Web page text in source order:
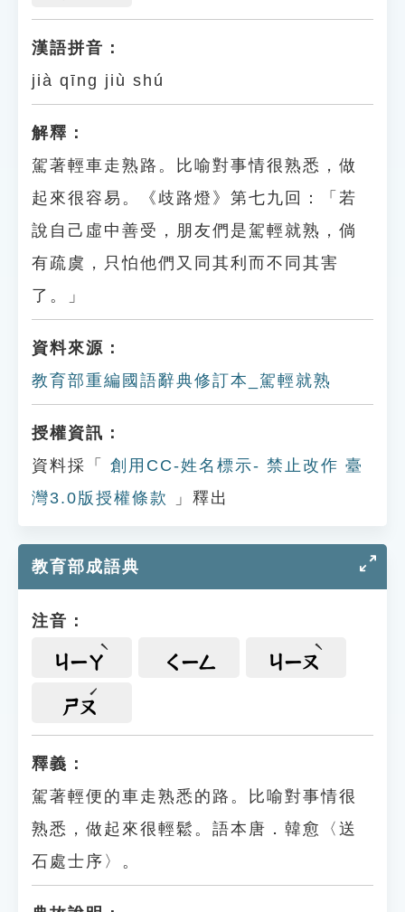
漢語拼音：
jià qīng jiù shú
解釋：
駕著輕車走熟路。比喻對事情很熟悉，做
起來很容易。《歧路燈》第七九回：「若
說自己虛中善受，朋友們是駕輕就熟，倘
有疏虞，只怕他們又同其利而不同其害
了。」
資料來源：
教育部重編國語辭典修訂本_駕輕就熟
授權資訊：
資料採「
創用CC-姓名標示- 禁止改作 臺
灣3.0版授權條款
」釋出
教育部成語典
注音：
ㄐㄧㄚ ㄑㄧㄥ ㄐㄧㄡ
ㄕㄡ
釋義：
駕著輕便的車走熟悉的路。比喻對事情很
熟悉，做起來很輕鬆。語本唐．韓愈〈送
石處士序〉。